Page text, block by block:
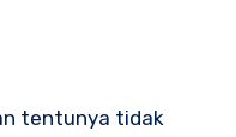
tentunya tidak